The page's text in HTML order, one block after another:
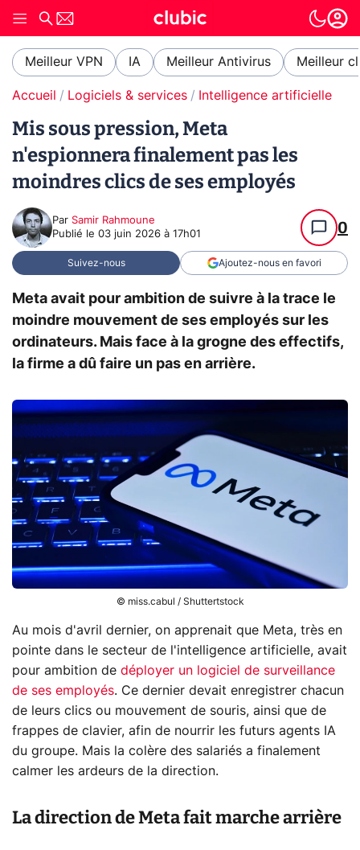
Meilleur VPN IA Meilleur Antivirus Meilleur
Accueil Logiciels & services Intelligence artificielle
Mis sous pression, Meta
n'espionnera finalement pas les
moindres clics de ses employés
Par Samir Rahmoune
Publié le 03 juin 2026 à 17h01 0
Suivez-nous Ajoutez-nous en favori
Meta avait pour ambition de suivre à la trace le
moindre mouvement de ses employés sur les
ordinateurs. Mais face à la grogne des effectifs,
la firme a dû faire un pas en arrière.
© miss.cabul / Shuttertstock
Au mois d'avril dernier, on apprenait que Meta, très en
pointe dans le secteur de l'intelligence artificielle, avait
pour ambition de déployer un logiciel de surveillance
de ses employés. Ce dernier devait enregistrer chacun
de leurs clics ou mouvement de souris, ainsi que de
frappes de clavier, afin de nourrir les futurs agents IA
du groupe. Mais la colère des salariés a finalement
calmer les ardeurs de la direction.
La direction de Meta fait marche arrière